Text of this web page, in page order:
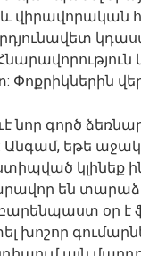
և վիրավորական
նոր գործ
Անգամ, եթե
կլինեք
են
օր է
խոշոր